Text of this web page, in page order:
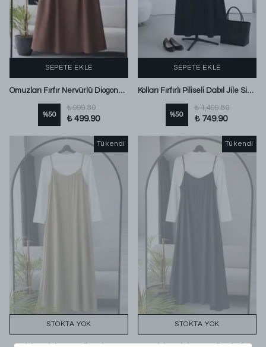
SEPETE EKLE
Omuzları Fırfır Nervürlü Diogonel Tencel Jile Kahve
%50
₺ 999.80
₺ 499.90
SEPETE EKLE
Kolları Fırfırlı Piliseli Dabıl Jile Siyah
%50
₺ 1,499.80
₺ 749.90
Tükendi
STOKTA YOK
Tükendi
STOKTA YOK